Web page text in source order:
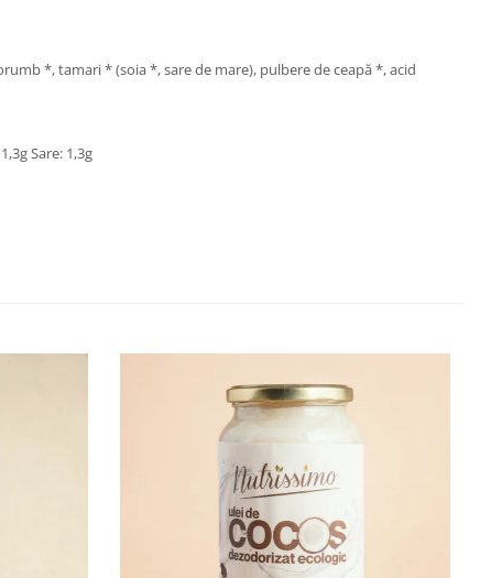
*, tamari * (soia *, sare de mare), pulbere de ceapă *, acid
Sare: 1,3g